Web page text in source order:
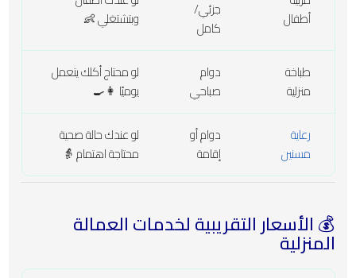
أطفال
جزئي/
كامل
وبتشتغلي 👶
طباخة
منزلية
دوام
صباحي
لو محتاج أكلك يتعمل
يوميًا 👩‍🍳
رعاية
مسنين
دوام أو
إقامة
لو عندك حالة صحية
محتاجة اهتمام 👵
💰 الأسعار التقريبية لخدمات العمالة
المنزلية